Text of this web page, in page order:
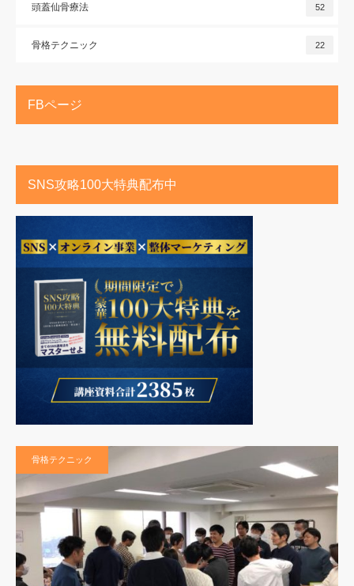
頭蓋仙骨療法 52
骨格テクニック 22
FBページ
SNS攻略100大特典配布中
骨格テクニック